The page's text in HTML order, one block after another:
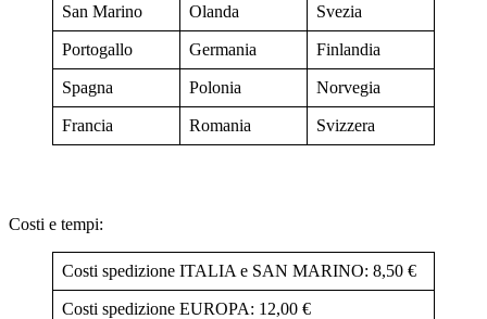
San Marino Olanda Svezia
Portogallo Germania Finlandia
Spagna Polonia Norvegia
Francia Romania Svizzera
Costi e tempi:
Costi spedizione ITALIA e SAN MARINO: 8,50 €
Costi spedizione EUROPA: 12,00 €